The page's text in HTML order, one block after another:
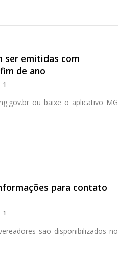
ser emitidas com
de ano
1
ou baixe o aplicativo MG
para contato
1
são disponibilizados no